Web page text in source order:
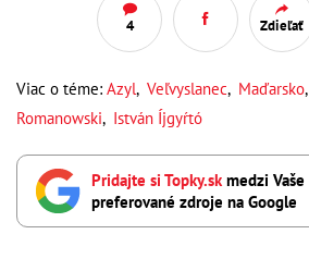
4 Zdieľať
Viac o téme: Azyl, Veľvyslanec, Maďarsko,
Romanowski, István Íjgyŕtó
Pridajte si Topky.sk medzi Vaše
preferované zdroje na Google